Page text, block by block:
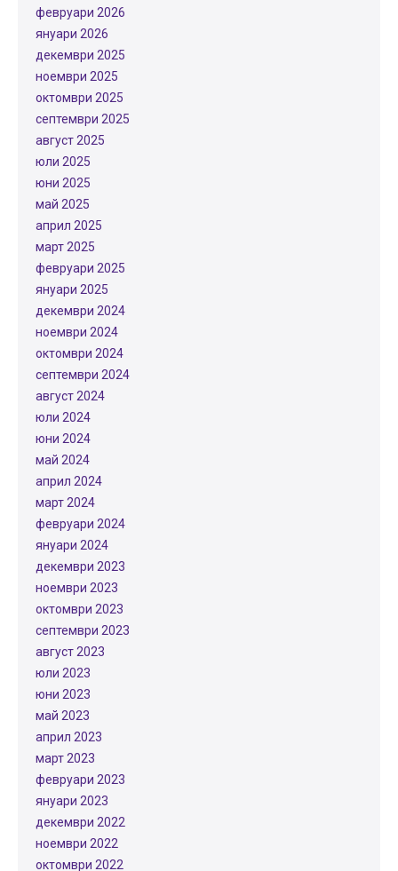
февруари 2026
януари 2026
декември 2025
ноември 2025
октомври 2025
септември 2025
август 2025
юли 2025
юни 2025
май 2025
април 2025
март 2025
февруари 2025
януари 2025
декември 2024
ноември 2024
октомври 2024
септември 2024
август 2024
юли 2024
юни 2024
май 2024
април 2024
март 2024
февруари 2024
януари 2024
декември 2023
ноември 2023
октомври 2023
септември 2023
август 2023
юли 2023
юни 2023
май 2023
април 2023
март 2023
февруари 2023
януари 2023
декември 2022
ноември 2022
октомври 2022